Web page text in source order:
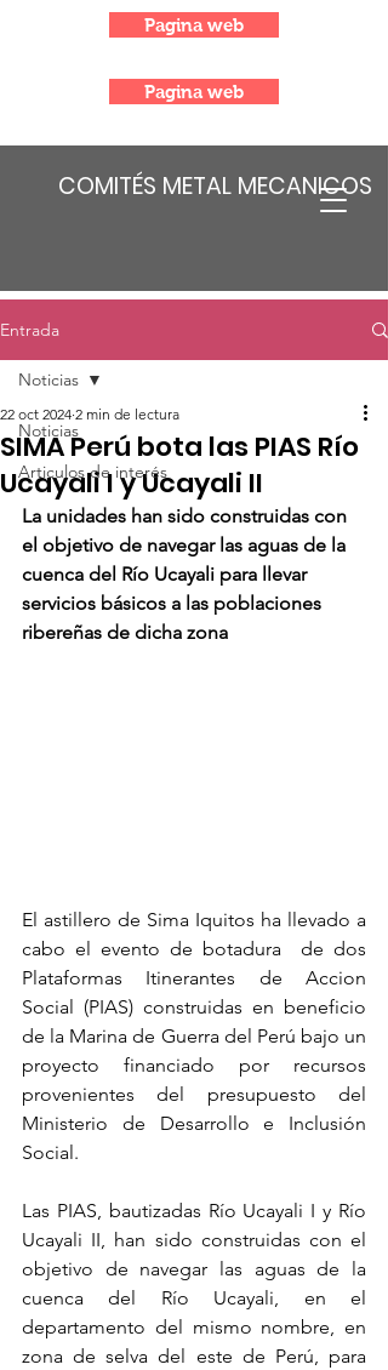
COMITÉS METAL MECANICOS
Pagina web
Pagina web
Entrada
Noticias
Articulos de interés
Noticias
SIMA Perú bota las PIAS Río
Ucayali I y Ucayali II
22 oct 2024 2 min de lectura
La unidades han sido construidas con
el objetivo de navegar las aguas de la
cuenca del Río Ucayali para llevar
servicios básicos a las poblaciones
ribereñas de dicha zona
El astillero de Sima Iquitos ha llevado a
cabo el evento de botadura  de dos
Plataformas Itinerantes de Accion
Social (PIAS) construidas en beneficio
de la Marina de Guerra del Perú bajo un
proyecto financiado por recursos
provenientes del presupuesto del
Ministerio de Desarrollo e Inclusión
Social.
Las PIAS, bautizadas Río Ucayali I y Río
Ucayali II, han sido construidas con el
objetivo de navegar las aguas de la
cuenca del Río Ucayali, en el
departamento del mismo nombre, en
zona de selva del este de Perú, para